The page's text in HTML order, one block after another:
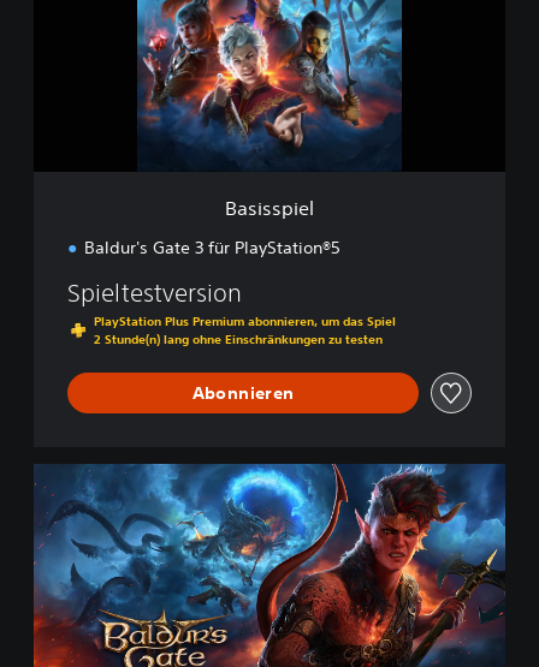
Basisspiel
Baldur's Gate 3 für PlayStation®5
Spieltestversion
PlayStation Plus Premium abonnieren, um das Spiel
2 Stunde(n) lang ohne Einschränkungen zu testen
Abonnieren
g
t
a
l
D
e